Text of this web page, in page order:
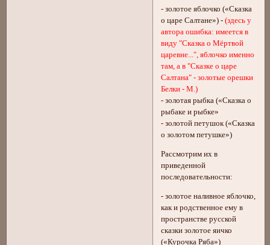
- золотое яблочко («Сказка
о царе Салтане») -(здесь у
автора ошибка: имеется в
виду "Сказка о Мёртвой
царевне...", яблочко именно
там, а в "Сказке о царе
Салтана" - золотые орешки
Белки - М.)
- золотая рыбка («Сказка о
рыбаке и рыбке»
- золотой петушок («Сказка
о золотом петушке»)
Рассмотрим их в
приведенной
последовательности:
- золотое наливное яблочко,
как и родственное ему в
пространстве русской
сказки золотое яичко
(«Курочка Ряба»)